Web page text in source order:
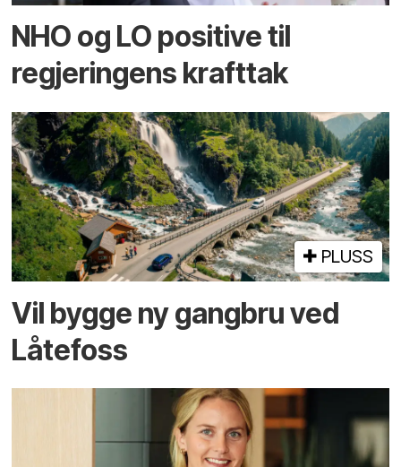
NHO og LO positive til
regjeringens krafttak
PLUSS
Vil bygge ny gangbru ved
Låtefoss